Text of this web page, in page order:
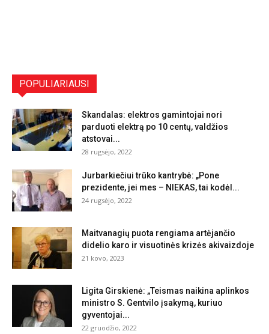
POPULIARIAUSI
Skandalas: elektros gamintojai nori
parduoti elektrą po 10 centų, valdžios
atstovai...
28 rugsėjo, 2022
Jurbarkiečiui trūko kantrybė: „Pone
prezidente, jei mes – NIEKAS, tai kodėl...
24 rugsėjo, 2022
Maitvanagių puota rengiama artėjančio
didelio karo ir visuotinės krizės akivaizdoje
21 kovo, 2023
Ligita Girskienė: „Teismas naikina aplinkos
ministro S. Gentvilo įsakymą, kuriuo
gyventojai...
22 gruodžio, 2022